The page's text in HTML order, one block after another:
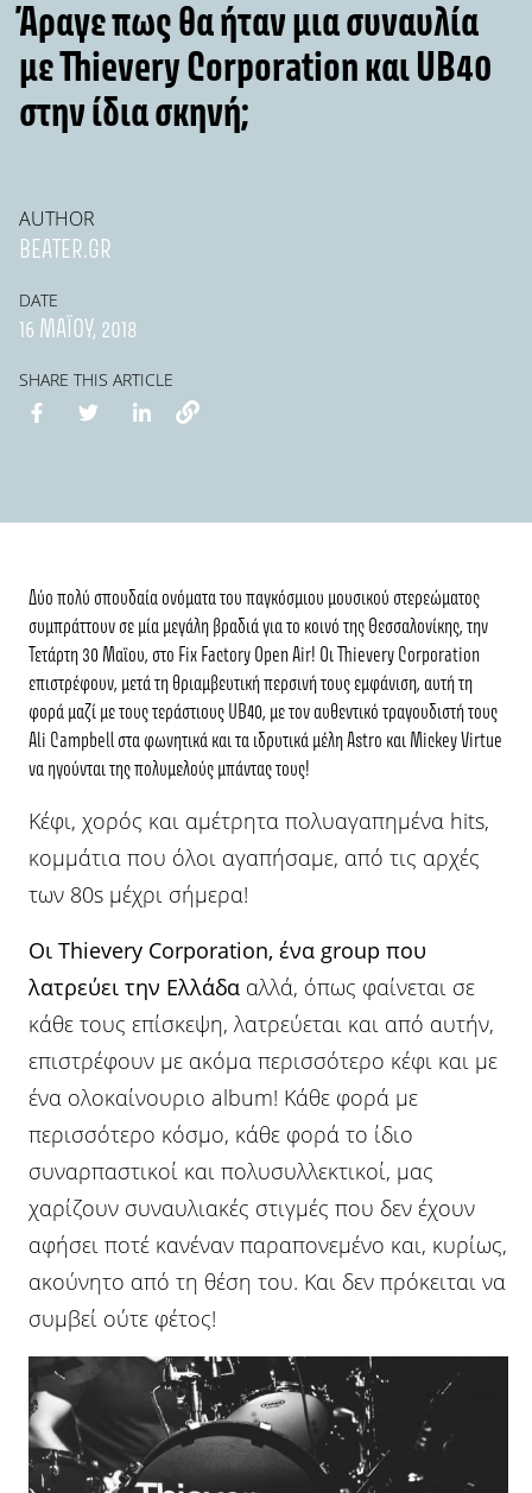
Άραγε πως θα ήταν μια συναυλία
με Thievery Corporation και UB40
στην ίδια σκηνή;
AUTHOR
BEATER.GR
DATE
16 ΜΑΪ́ΟΥ, 2018
SHARE THIS ARTICLE
Δύο πολύ σπουδαία ονόματα του παγκόσμιου μουσικού στερεώματος
συμπράττουν σε μία μεγάλη βραδιά για το κοινό της Θεσσαλονίκης, την
Τετάρτη 30 Μαϊου, στο Fix Factory Open Air! Οι
Thievery Corporation
επιστρέφουν, μετά τη θριαμβευτική περσινή τους εμφάνιση, αυτή τη
φορά μαζί με τους τεράστιους UB40, με τον αυθεντικό τραγουδιστή τους
Ali Campbell στα φωνητικά και τα ιδρυτικά μέλη Astro και Mickey Virtue
να ηγούνται της πολυμελούς μπάντας τους!
Κέφι, χορός και αμέτρητα πολυαγαπημένα hits,
κομμάτια που όλοι αγαπήσαμε, από τις αρχές
των 80s μέχρι σήμερα!
Οι Thievery Corporation, ένα group που
λατρεύει την Ελλάδα αλλά, όπως φαίνεται σε
κάθε τους επίσκεψη, λατρεύεται και από αυτήν,
επιστρέφουν με ακόμα περισσότερο κέφι και με
ένα ολοκαίνουριο album! Kάθε φορά με
περισσότερο κόσμο, κάθε φορά το ίδιο
συναρπαστικοί και πολυσυλλεκτικοί, μας
χαρίζουν συναυλιακές στιγμές που δεν έχουν
αφήσει ποτέ κανέναν παραπονεμένο και, κυρίως,
ακούνητο από τη θέση του. Και δεν πρόκειται να
συμβεί ούτε φέτος!